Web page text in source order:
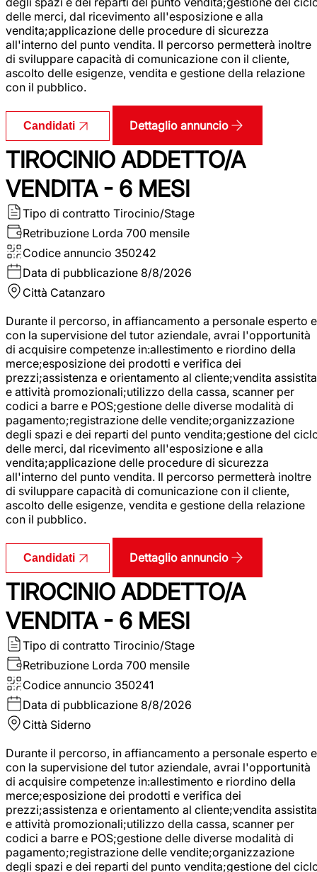
delle merci, dal ricevimento all'esposizione e alla
vendita;applicazione delle procedure di sicurezza
all'interno del punto vendita. Il percorso permetterà inoltre
di sviluppare capacità di comunicazione con il cliente,
ascolto delle esigenze, vendita e gestione della relazione
con il pubblico.
Candidati Dettaglio annuncio
TIROCINIO ADDETTO/A
VENDITA - 6 MESI
Tipo di contratto Tirocinio/Stage
Retribuzione Lorda 700 mensile
Codice annuncio 350242
Data di pubblicazione 8/8/2026
Città Catanzaro
Durante il percorso, in affiancamento a personale esperto e
con la supervisione del tutor aziendale, avrai l'opportunità
di acquisire competenze in:allestimento e riordino della
merce;esposizione dei prodotti e verifica dei
prezzi;assistenza e orientamento al cliente;vendita assistita
e attività promozionali;utilizzo della cassa, scanner per
codici a barre e POS;gestione delle diverse modalità di
pagamento;registrazione delle vendite;organizzazione
degli spazi e dei reparti del punto vendita;gestione del
delle merci, dal ricevimento all'esposizione e alla
vendita;applicazione delle procedure di sicurezza
all'interno del punto vendita. Il percorso permetterà inoltre
di sviluppare capacità di comunicazione con il cliente,
ascolto delle esigenze, vendita e gestione della relazione
con il pubblico.
Candidati Dettaglio annuncio
TIROCINIO ADDETTO/A
VENDITA - 6 MESI
Tipo di contratto Tirocinio/Stage
Retribuzione Lorda 700 mensile
Codice annuncio 350241
Data di pubblicazione 8/8/2026
Città Siderno
Durante il percorso, in affiancamento a personale esperto e
con la supervisione del tutor aziendale, avrai l'opportunità
di acquisire competenze in:allestimento e riordino della
merce;esposizione dei prodotti e verifica dei
prezzi;assistenza e orientamento al cliente;vendita assistita
e attività promozionali;utilizzo della cassa, scanner per
codici a barre e POS;gestione delle diverse modalità di
pagamento;registrazione delle vendite;organizzazione
degli spazi e dei reparti del punto vendita;gestione del